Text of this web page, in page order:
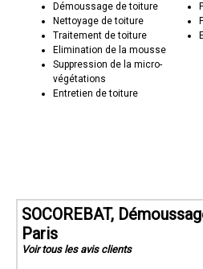
Démoussage de toiture
Nettoyage de toiture
Traitement de toiture
Elimination de la mousse
Suppression de la micro-
végétations
Entretien de toiture
SOCOREBAT,
Paris
Voir tous les avis clients